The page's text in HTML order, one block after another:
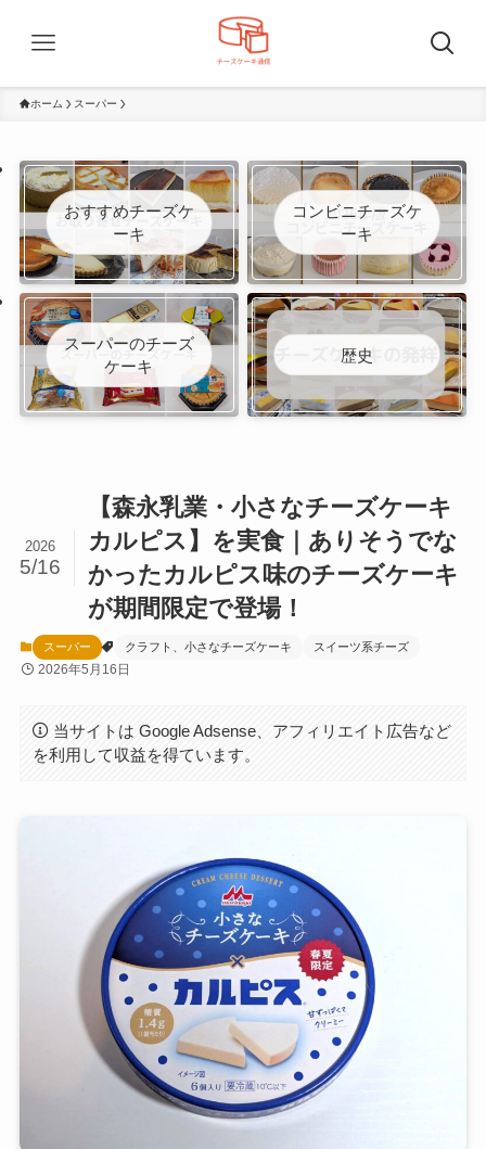
ホーム スーパー
おすすめチーズケ
ーキ
コンビニチーズケ
ーキ
スーパーのチーズ
ケーキ
歴史
【森永乳業・小さなチーズケーキ
カルピス】を実食｜ありそうでな
かったカルピス味のチーズケーキ
が期間限定で登場！
2026
5/16
スーパー クラフト、小さなチーズケーキ スイーツ系チーズ
2026年5月16日
当サイトは Google Adsense、アフィリエイト広告など
を利用して収益を得ています。